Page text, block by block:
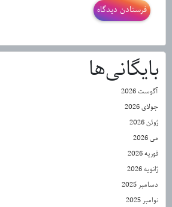
بایگانی‌ها
آگوست 2026
جولای 2026
ژوئن 2026
می 2026
فوریه 2026
ژانویه 2026
دسامبر 2025
نوامبر 2025